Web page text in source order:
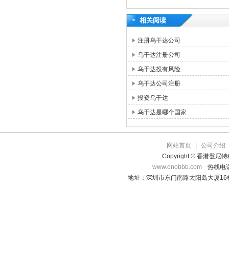
相关阅读
注册乌干达公司
乌干达注册公司
乌干达投有风险
乌干达公司注册
投资乌干达
乌干达是哪个国家
网站首页
公司介绍
Copyright © 香港登尼特
www.onobbb.com
热线电
地址：深圳市东门南路太阳岛大厦